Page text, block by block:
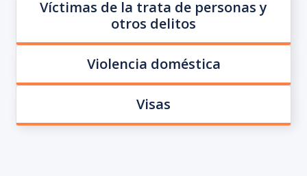
Víctimas de la trata de personas y
otros delitos
Violencia doméstica
Visas